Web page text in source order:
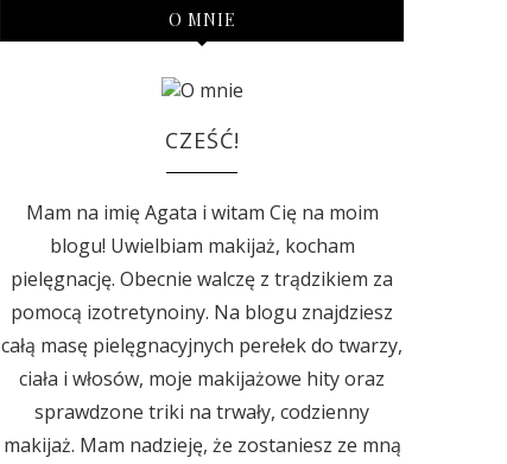
O MNIE
CZEŚĆ!
Mam na imię Agata i witam Cię na moim
blogu! Uwielbiam makijaż, kocham
pielęgnację. Obecnie walczę z trądzikiem za
pomocą izotretynoiny. Na blogu znajdziesz
całą masę pielęgnacyjnych perełek do twarzy,
ciała i włosów, moje makijażowe hity oraz
sprawdzone triki na trwały, codzienny
makijaż. Mam nadzieję, że zostaniesz ze mną